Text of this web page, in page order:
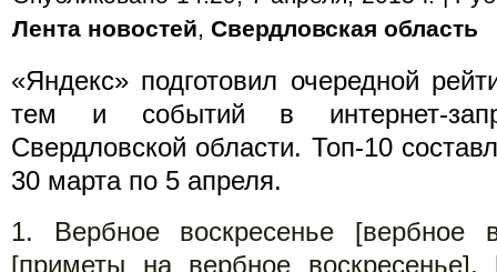
Лента новостей, Свердловская область
«Яндекс» подготовил очередной
тем и событий в интернет-
Свердловской области. Топ-10
30 марта по 5 апреля.
Вербное воскресенье [вербное
[приметы на вербное воскресенье],